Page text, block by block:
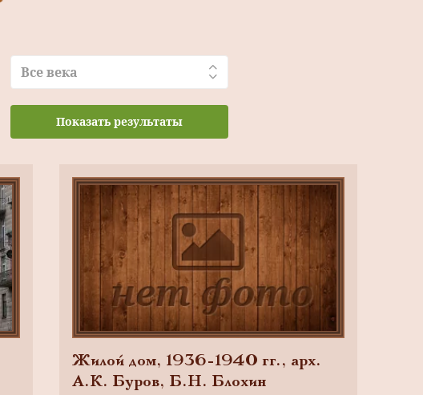
Все века
Показать результаты
Жилой дом, 1936-1940 гг., арх.
А.К. Буров, Б.Н. Блохин